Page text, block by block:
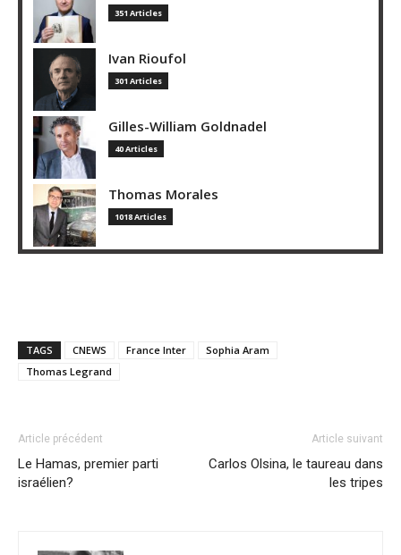
351 Articles
Ivan Rioufol
301 Articles
Gilles-William Goldnadel
40 Articles
Thomas Morales
1018 Articles
TAGS CNEWS France Inter
Sophia Aram
Thomas Legrand
Article précédent
Le Hamas, premier parti
israélien?
Article suivant
Carlos Olsina, le taureau dans
les tripes